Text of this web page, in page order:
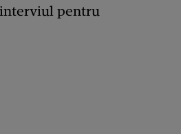
pentru